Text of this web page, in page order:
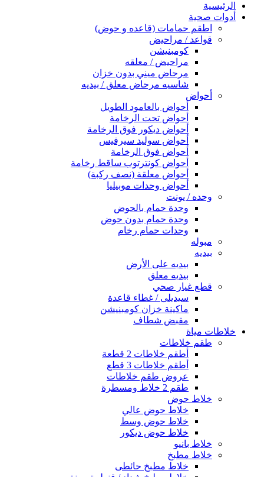
الرئيسية
أدوات صحية
اطقم حمامات (قاعده و حوض)
قواعد / مراحيض
كومبنيشن
مراحيض / معلقه
مرحاض ميني بدون خزان
شاسيه مرحاض معلق / بيديه
أحواض
أحواض بالعامود الطويل
أحواض تحت الرخامة
أحواض ديكور فوق الرخامة
أحواض سوليد سيرفيس
أحواض فوق الرخامة
أحواض كونترتوب ساقط رخامة
أحواض معلقة (نصف ركبة)
أحواض وحدات موبيليا
وحده / يونت
وحدة حمام بالحوض
وحدة حمام بدون حوض
وحدات حمام رخام
مبوله
بيديه
بيديه على الأرض
بيديه معلق
قطع غيار صحي
سيديلى / غطاء قاعدة
ماكينة خزان كومبنيشن
مقبض شطاف
خلاطات مياة
طقم خلاطات
أطقم خلاطات 2 قطعة
أطقم خلاطات 3 قطع
عروض طقم خلاطات
طقم 2 خلاط ومسطرة
خلاط حوض
خلاط حوض عالي
خلاط حوض وسط
خلاط حوض ديكور
خلاط بانيو
خلاط مطبخ
خلاط مطبخ حائطى